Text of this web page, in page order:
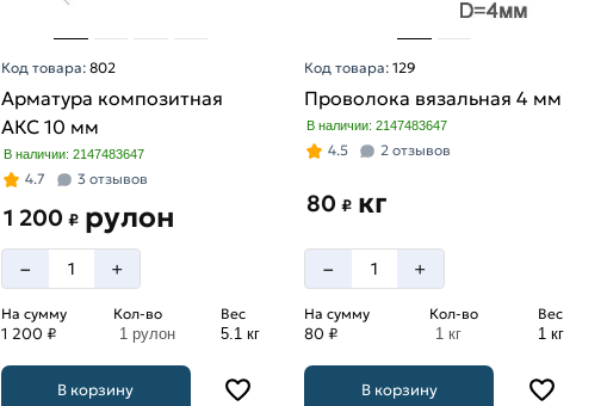
Код товара: 802
Арматура композитная
АКС 10 мм
В наличии: 2147483647
4.7 3 отзывов
1 200 ₽ рулон
– +
На сумму
1 200 ₽
Кол-во
1 рулон
Вес
5.1 кг
В корзину
Код товара:129
Проволока вязальная 4 мм
В наличии: 2147483647
4.5 2 отзывов
80₽ кг
– +
На сумму
80 ₽
Кол-во
1 кг
Вес
1 кг
В корзину